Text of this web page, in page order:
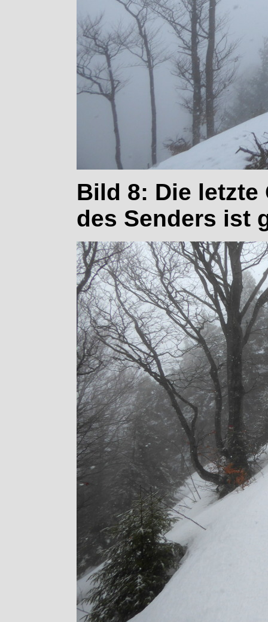
Bild 8: Die
des Senders ist